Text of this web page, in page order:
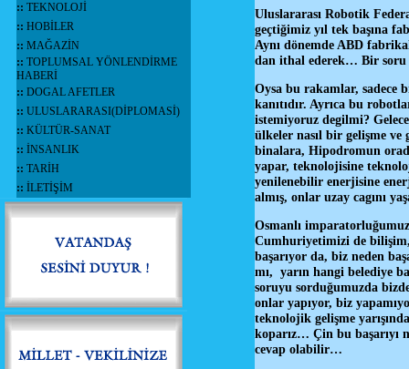
:: TEKNOLOJİ
:: HOBİLER
:: MAĞAZİN
:: TOPLUMSAL YÖNLENDİRME
HABERİ
:: DOGAL AFETLER
:: ULUSLARARASI(DİPLOMASİ)
:: KÜLTÜR-SANAT
:: İNSANLIK
:: TARİH
:: İLETİŞİM
Uluslararası Robotik
geçtiğimiz yıl tek başına
Aynı dönemde ABD
dan ithal ederek… Bir soru
Oysa bu rakamlar, sadece
kanıtıdır. Ayrıca bu
istemiyoruz degilmi?
ülkeler nasıl bir gelişme
binalara, Hipodromun
yapar, teknolojisine
yenilenebilir enerjisine
almış, onlar uzay cagını
Osmanlı
Cumhuriyetimizi de
başarıyor da, biz neden
mı, yarın hangi belediye
soruyu sorduğumuzda
onlar yapıyor, biz
teknolojik gelişme
koparız… Çin bu başarıyı
cevap olabilir…